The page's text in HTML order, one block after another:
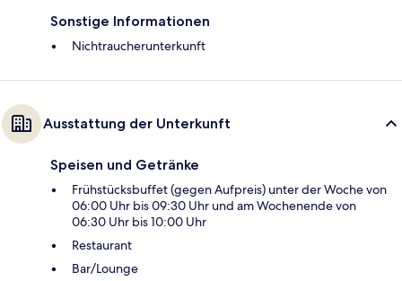
Sonstige Informationen
Nichtraucherunterkunft
Ausstattung der Unterkunft
Speisen und Getränke
Frühstücksbuffet (gegen Aufpreis) unter der Woche von
06:00 Uhr bis 09:30 Uhr und am Wochenende von
06:30 Uhr bis 10:00 Uhr
Restaurant
Bar/Lounge